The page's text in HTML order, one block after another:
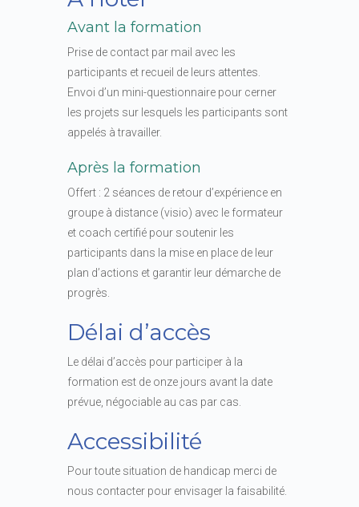
Avant la formation
Prise de contact par mail avec les
participants et recueil de leurs attentes.
Envoi d’un mini-questionnaire pour cerner
les projets sur lesquels les participants sont
appelés à travailler.
Après la formation
Offert : 2 séances de retour d’expérience en
groupe à distance (visio) avec le formateur
et coach certifié pour soutenir les
participants dans la mise en place de leur
plan d’actions et garantir leur démarche de
progrès.
Délai d’accès
Le délai d’accès pour participer à la
formation est de onze jours avant la date
prévue, négociable au cas par cas.
Accessibilité
Pour toute situation de handicap merci de
nous contacter pour envisager la faisabilité.